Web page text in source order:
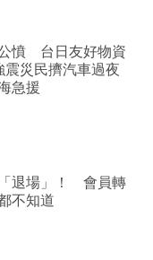
憤 台日友好物資
震災民擠汽車過夜
急援
退場」！ 會員轉
不知道